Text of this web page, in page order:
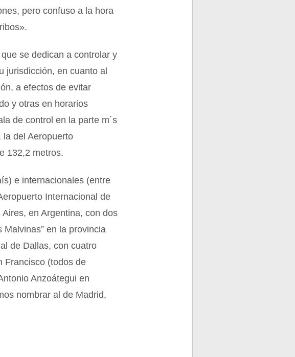
pero confuso a la hora
se dedican a controlar y
jurisdicción, en cuanto al
a efectos de evitar
y otras en horarios
de control en la parte m´s
del Aeropuerto
132,2 metros.
e internacionales (entre
Internacional de
en Argentina, con dos
Malvinas” en la provincia
de Dallas, con cuatro
Francisco (todos de
Anzoátegui en
nombrar al de Madrid,